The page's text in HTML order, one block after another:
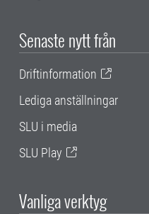
Senaste nytt från
Driftinformation
Lediga anställningar
SLU i media
SLU Play
Vanliga verktyg